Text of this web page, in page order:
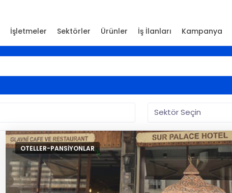
İşletmeler Sektörler Ürünler İş İlanları Kampanya
OTELLER-PANSIYONLAR